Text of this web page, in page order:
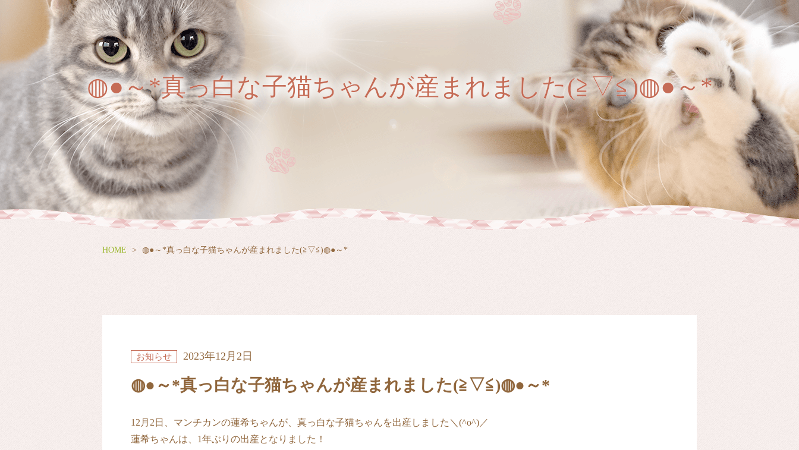
◍●～*真っ白な子猫ちゃんが産まれました(≧▽≦)◍●～*
HOME ◍●～*真っ白な子猫ちゃんが産まれました(≧▽≦)◍●～*
お知らせ 2023年12月2日
◍●～*真っ白な子猫ちゃんが産まれました(≧▽≦)◍●～*
12月2日、マンチカンの蓮希ちゃんが、真っ白な子猫ちゃんを出産しました＼(^o^)／
蓮希ちゃんは、1年ぶりの出産となりました！